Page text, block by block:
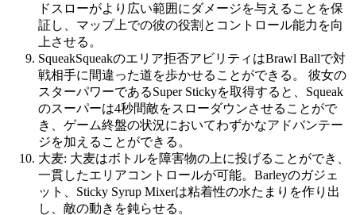
ドスローがより広い範囲にダメージを与えることを保
証し、マップ上での彼の役割とコントロール能力を向
上させる。
SqueakSqueakのエリア拒否アビリティはBrawl Ballで対
戦相手に間違った道を歩かせることができる。 彼女の
スターパワーであるSuper Stickyを取得すると、Squeak
のスーパーは4秒間敵をスローダウンさせることがで
き、ゲーム終盤の状況においてわずかなアドバンテー
ジを加えることができる。
大麦: 大麦はボトルを障害物の上に投げることができ、
一貫したエリアコントロールが可能。Barleyのガジェ
ット、Sticky Syrup Mixerは粘着性の水たまりを作り出
し、敵の動きを鈍らせる。